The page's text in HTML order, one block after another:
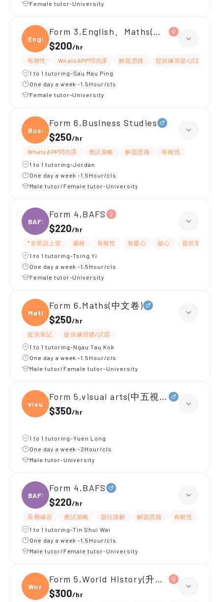
Female tutor-University
Engli
Form 3,English、Maths(英文卷)
$200/hr
有耐性 WhatsAPP問功課 解題思路
提供練習題/試題
1 to 1 tutoring-Sau Mau Ping
One day a week -1.5Hour/cls
Female tutor-University
Busin
Form 6,Business Studies
$250/hr
WhatsAPP問功課 應試策略 解題思路
有耐性
1 to 1 tutoring-Jordan
One day a week -1.5Hour/cls
Male tutor/Female tutor-University
BAFS
Form 4,BAFS
$220/hr
*全英語上堂 嚴格 有耐性 有愛心 細心 提供筆記
1 to 1 tutoring-Tsing Yi
One day a week -1.5Hour/cls
Female tutor-University
Maths
Form 6,Maths(中文卷)
$250/hr
提供筆記
提供練習題/試題
1 to 1 tutoring-Ngau Tau Kok
One day a week -1.5Hour/cls
Male tutor/Female tutor-University
visua
Form 5,visual arts(中五視覺藝術)
$350/hr
1 to 1 tutoring-Yuen Long
One day a week -2Hour/cls
Male tutor-University
BAFS
Form 4,BAFS
$220/hr
長期補習 應試策略 題目講解 解題思路 有耐性
1 to 1 tutoring-Tin Shui Wai
One day a week -1.5Hour/cls
Male tutor/Female tutor-University
World
Form 5,World History(升中五)
$300/hr